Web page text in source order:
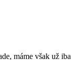
máme však už iba